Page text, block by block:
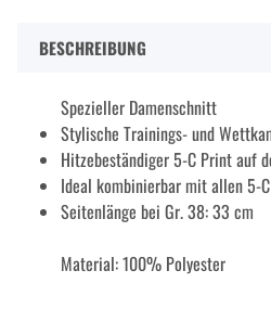
BESCHREIBUNG
Spezieller Damenschnitt
Stylische Trainings- und
Hitzebeständiger 5-C Print auf
Ideal kombinierbar mit allen 5-
Seitenlänge bei Gr. 38: 33 cm
Material: 100% Polyester